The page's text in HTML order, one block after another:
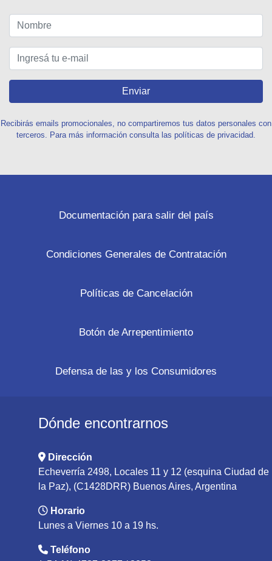
Enviar
Recibirás emails promocionales, no compartiremos tus datos personales con
terceros. Para más información consulta las políticas de privacidad.
Documentación para salir del país
Condiciones Generales de Contratación
Políticas de Cancelación
Botón de Arrepentimiento
Defensa de las y los Consumidores
Dónde encontrarnos
Dirección
Echeverría 2498, Locales 11 y 12 (esquina Ciudad de
la Paz), (C1428DRR) Buenos Aires, Argentina
Horario
Lunes a Viernes 10 a 19 hs.
Teléfono